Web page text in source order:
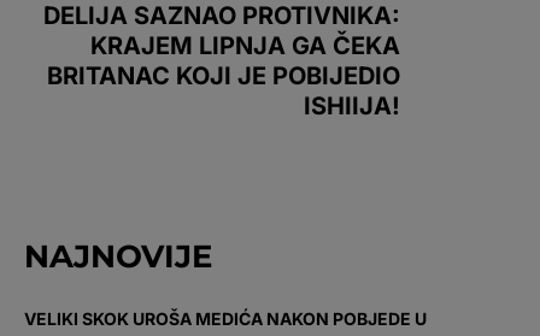
DELIJA SAZNAO PROTIVNIKA:
KRAJEM LIPNJA GA ČEKA
BRITANAC KOJI JE POBIJEDIO
ISHIIJA!
NAJNOVIJE
VELIKI SKOK UROŠA MEDIĆA NAKON POBJEDE U